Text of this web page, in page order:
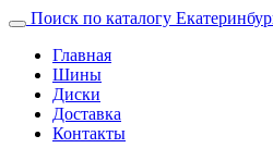
Поиск по каталогу
Главная
Шины
Диски
Доставка
Контакты